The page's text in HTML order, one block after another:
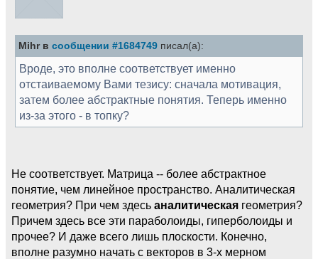
Mihr в сообщении #1684749 писал(а):
Вроде, это вполне соответствует именно
отстаиваемому Вами тезису: сначала мотивация,
затем более абстрактные понятия. Теперь именно
из-за этого - в топку?
Не соответствует. Матрица -- более абстрактное
понятие, чем линейное пространство. Аналитическая
геометрия? При чем здесь аналитическая геометрия?
Причем здесь все эти параболоиды, гиперболоиды и
прочее? И даже всего лишь плоскости. Конечно,
вполне разумно начать с векторов в 3-х мерном